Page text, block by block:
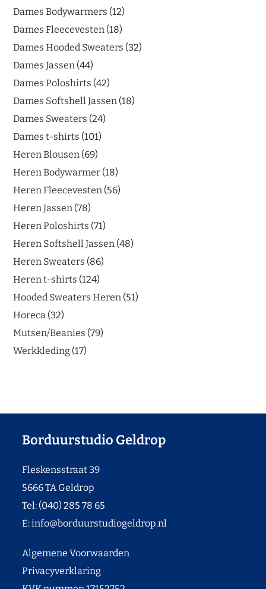
Dames Bodywarmers 12
Dames Fleecevesten 18
Dames Hooded Sweaters 32
Dames Jassen 44
Dames Poloshirts 42
Dames Softshell Jassen 18
Dames Sweaters 24
Dames t-shirts 101
Heren Blousen 69
Heren Bodywarmer 18
Heren Fleecevesten 56
Heren Jassen 78
Heren Poloshirts 71
Heren Softshell Jassen 48
Heren Sweaters 86
Heren t-shirts 124
Hooded Sweaters Heren 51
Horeca 32
Mutsen/Beanies 79
Werkkleding 17
Borduurstudio Geldrop
Fleskensstraat 39
5666 TA Geldrop
Tel: (040) 285 78 65
E:info@borduurstudiogeldrop.nl
Algemene Voorwaarden
Privacyverklaring